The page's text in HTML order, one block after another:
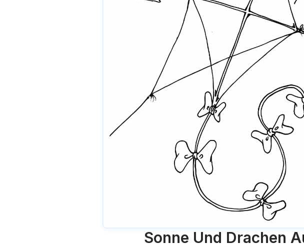
Sonne Und Drachen